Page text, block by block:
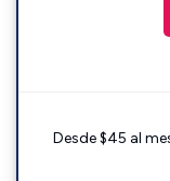
Desde $45 al